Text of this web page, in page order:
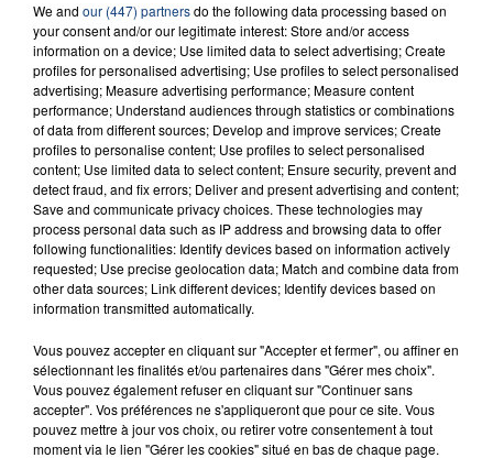
23 juillet 2026
INCENDIE MORTEL À LENS : UNE FEMME ET
SON BÉBÉ ENTRE LA VIE ET LA...
Un homme s'est immolé par le feu après avoir
aspergé sa compagne et leur bébé de trois mois
d'un liquide inflammable.
20 juillet 2026
We and our (447) partnersdo the following data processing based on
your consent and/or our legitimate interest: Store and/or access
information on a device; Use limited data to select advertising; Create
profiles for personalised advertising; Use profiles to select personalised
advertising; Measure advertising performance; Measure content
performance; Understand audiences through statistics or combinations
of data from different sources; Develop and improve services; Create
profiles to personalise content; Use profiles to select personalised
content; Use limited data to select content; Ensure security, prevent and
detect fraud, and fix errors; Deliver and present advertising and content;
Save and communicate privacy choices. These technologies may
process personal data such as IP address and browsing data to offer
following functionalities: Identify devices based on information actively
requested; Use precise geolocation data; Match and combine data from
other data sources; Link different devices; Identify devices based on
information transmitted automatically.
Vous pouvez accepter en cliquant sur "Accepter et fermer", ou affiner en
sélectionnant les finalités et/ou partenaires dans "Gérer mes choix".
Vous pouvez également refuser en cliquant sur "Continuer sans
accepter". Vos préférences ne s'appliqueront que pour ce site. Vous
pouvez mettre à jour vos choix, ou retirer votre consentement à tout
moment via le lien "Gérer les cookies" situé en bas de chaque page.